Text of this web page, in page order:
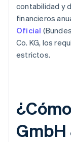
contabilidad y
financieros
Oficial
Co. KG, los
estrictos.
GmbH